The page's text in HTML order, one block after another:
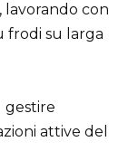
lavorando con
frodi su larga
gestire
attive del